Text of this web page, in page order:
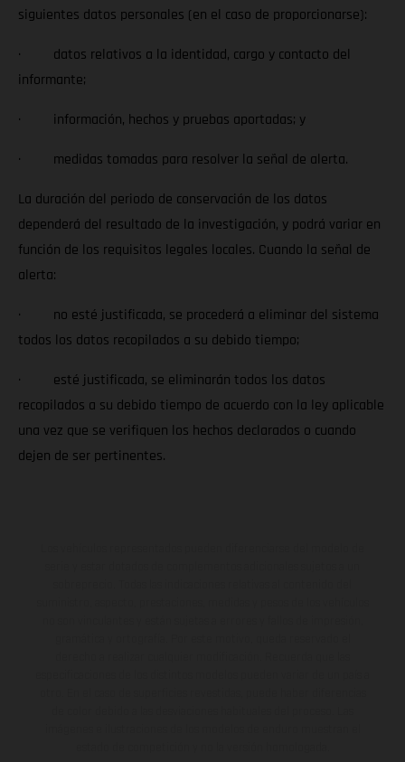
siguientes datos personales (en el caso de proporcionarse):
· datos relativos a la identidad, cargo y contacto del
informante;
· información, hechos y pruebas aportadas; y
· medidas tomadas para resolver la señal de alerta.
La duración del periodo de conservación de los datos
dependerá del resultado de la investigación, y podrá variar en
función de los requisitos legales locales. Cuando la señal de
alerta:
· no esté justificada, se procederá a eliminar del sistema
todos los datos recopilados a su debido tiempo;
· esté justificada, se eliminarán todos los datos
recopilados a su debido tiempo de acuerdo con la ley aplicable
una vez que se verifiquen los hechos declarados o cuando
dejen de ser pertinentes.